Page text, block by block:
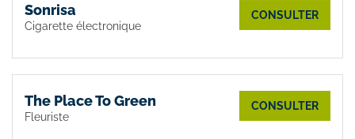
Sonrisa
Cigarette électronique
CONSULTER
The Place To Green
Fleuriste
CONSULTER